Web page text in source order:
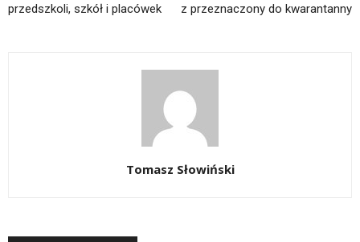
przedszkoli, szkół i placówek
z przeznaczony do kwarantanny
Tomasz Słowiński